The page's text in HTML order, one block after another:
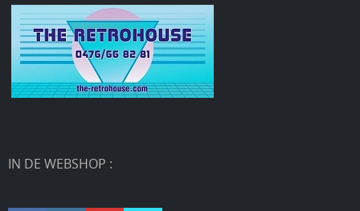
IN DE WEBSHOP :